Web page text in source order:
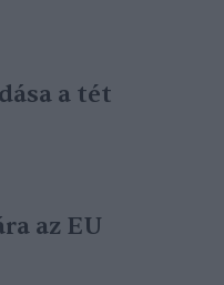
a tét
az EU